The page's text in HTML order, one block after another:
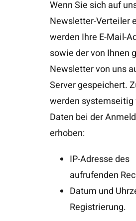
Wenn Sie sich auf
Newsletter-Verteiler
werden Ihre E-Mail-
sowie der von Ihnen
Newsletter von uns
Server gespeichert.
werden systemseitig
Daten bei der
erhoben:
IP-Adresse des
aufrufenden
Datum und
Registrierung.